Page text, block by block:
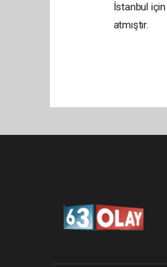
İstanbul için
atmıştır.